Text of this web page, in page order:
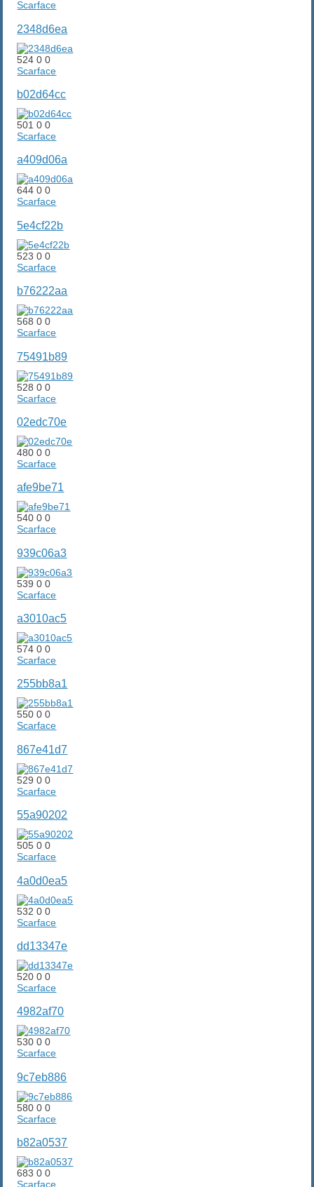
Scarface
2348d6ea
52400
Scarface
b02d64cc
50100
Scarface
a409d06a
64400
Scarface
5e4cf22b
52300
Scarface
b76222aa
56800
Scarface
75491b89
52800
Scarface
02edc70e
48000
Scarface
afe9be71
54000
Scarface
939c06a3
53900
Scarface
a3010ac5
57400
Scarface
255bb8a1
55000
Scarface
867e41d7
52900
Scarface
55a90202
50500
Scarface
4a0d0ea5
53200
Scarface
dd13347e
52000
Scarface
4982af70
53000
Scarface
9c7eb886
58000
Scarface
b82a0537
68300
Scarface